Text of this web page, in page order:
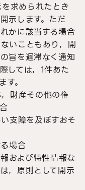
求められたとき
示します。ただ
かに該当する場合
いこともあり，開
旨を遅滞なく通知
しては，1件あた
。
財産その他の権
支障を及ぼすおそ
場合
および特性情報な
，原則として開示